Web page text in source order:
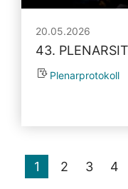
20.05.2026
43.
Plenarprotokoll
1 2 3 4